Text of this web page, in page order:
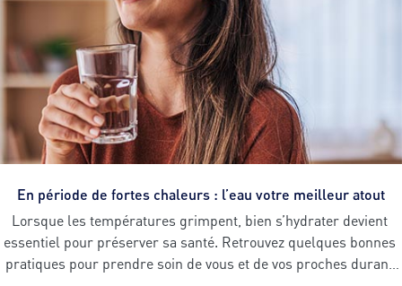
En période de fortes chaleurs : l’eau votre meilleur atout
Lorsque les températures grimpent, bien s’hydrater devient
essentiel pour préserver sa santé. Retrouvez quelques bonnes
pratiques pour prendre soin de vous et de vos proches durant